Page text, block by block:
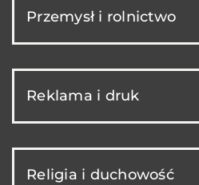
Przemysł i rolnictwo
Reklama i druk
Religia i duchowość